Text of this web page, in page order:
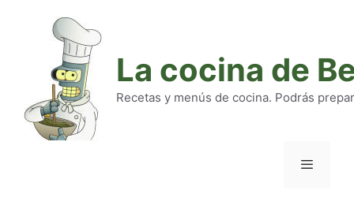
La cocina de
Recetas y menús de cocina. Podrás